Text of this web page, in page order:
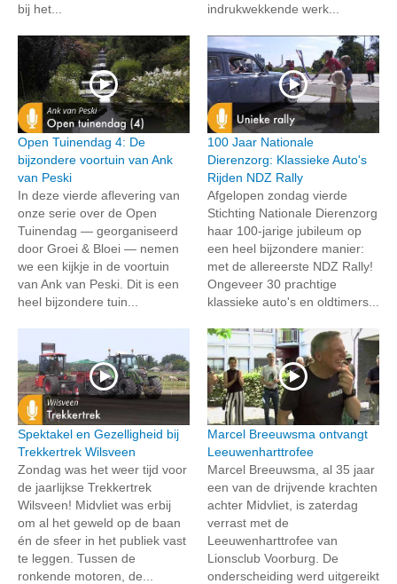
bij het...
indrukwekkende werk...
Open Tuinendag 4: De
bijzondere voortuin van Ank
van Peski
In deze vierde aflevering van
onze serie over de Open
Tuinendag — georganiseerd
door Groei & Bloei — nemen
we een kijkje in de voortuin
van Ank van Peski. Dit is een
heel bijzondere tuin...
100 Jaar Nationale
Dierenzorg: Klassieke Auto's
Rijden NDZ Rally
Afgelopen zondag vierde
Stichting Nationale Dierenzorg
haar 100-jarige jubileum op
een heel bijzondere manier:
met de allereerste NDZ Rally!
Ongeveer 30 prachtige
klassieke auto's en oldtimers...
Spektakel en Gezelligheid bij
Trekkertrek Wilsveen
Zondag was het weer tijd voor
de jaarlijkse Trekkertrek
Wilsveen! Midvliet was erbij
om al het geweld op de baan
én de sfeer in het publiek vast
te leggen. Tussen de
ronkende motoren, de...
Marcel Breeuwsma ontvangt
Leeuwenharttrofee
Marcel Breeuwsma, al 35 jaar
een van de drijvende krachten
achter Midvliet, is zaterdag
verrast met de
Leeuwenharttrofee van
Lionsclub Voorburg. De
onderscheiding werd uitgereikt